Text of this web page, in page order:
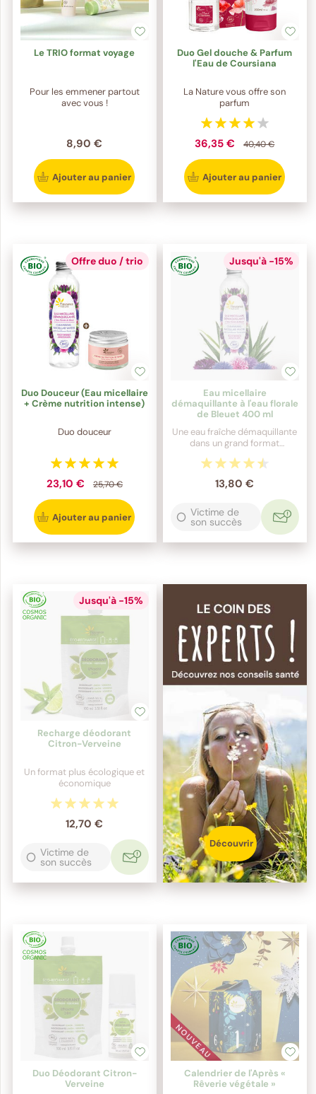
Le TRIO format voyage
Pour les emmener partout
avec vous !
8,90 €
Ajouter au panier
Duo Gel douche & Parfum
l'Eau de Coursiana
La Nature vous offre son
parfum
36,35 € 40,40 €
Ajouter au panier
Offre duo / trio
Duo Douceur (Eau micellaire
+ Crème nutrition intense)
Duo douceur
23,10 € 25,70 €
Ajouter au panier
Jusqu'à -15%
Eau micellaire
démaquillante à l'eau florale
de Bleuet 400 ml
Une eau fraîche démaquillante
dans un grand format
13,80 €
Victime de
son succès
Jusqu'à -15%
Recharge déodorant
Citron-Verveine
Un format plus écologique et
économique
12,70 €
Victime de
son succès
Découvrir
Duo Déodorant Citron-
Verveine
Calendrier de l'Après «
Rêverie végétale »